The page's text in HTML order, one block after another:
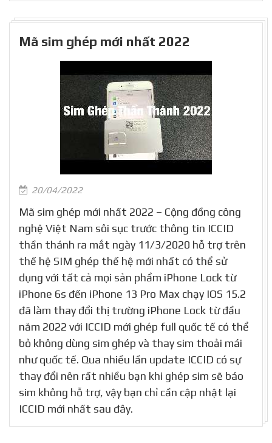
Mã sim ghép mới nhất 2022
20/04/2022
Mã sim ghép mới nhất 2022 – Cộng đồng công
nghệ Việt Nam sôi sục trước thông tin ICCID
thần thánh ra mắt ngày 11/3/2020 hỗ trợ trên
thế hệ SIM ghép thế hệ mới nhất có thể sử
dụng với tất cả mọi sản phẩm iPhone Lock từ
iPhone 6s đến iPhone 13 Pro Max chạy IOS 15.2
đã làm thay đổi thị trường iPhone Lock từ đầu
năm 2022 với ICCID mới ghép full quốc tế có thể
bỏ không dùng sim ghép và thay sim thoải mái
như quốc tế. Qua nhiều lần update ICCID có sự
thay đổi nên rất nhiều bạn khi ghép sim sẽ báo
sim không hỗ trợ, vậy bạn chỉ cần cập nhật lại
ICCID mới nhất sau đây.